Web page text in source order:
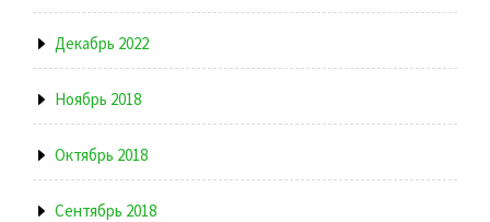
Декабрь 2022
Ноябрь 2018
Октябрь 2018
Сентябрь 2018